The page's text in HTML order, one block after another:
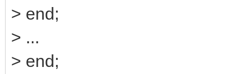
> end;
> ...
> end;